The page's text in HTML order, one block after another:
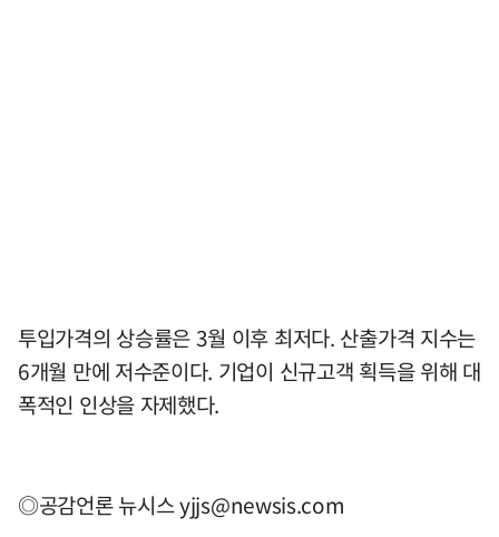
투입가격의 상승률은 3월 이후 최저다. 산출가격 지수는
6개월 만에 저수준이다. 기업이 신규고객 획득을 위해 대
폭적인 인상을 자제했다.
◎공감언론 뉴시스yjjs@newsis.com